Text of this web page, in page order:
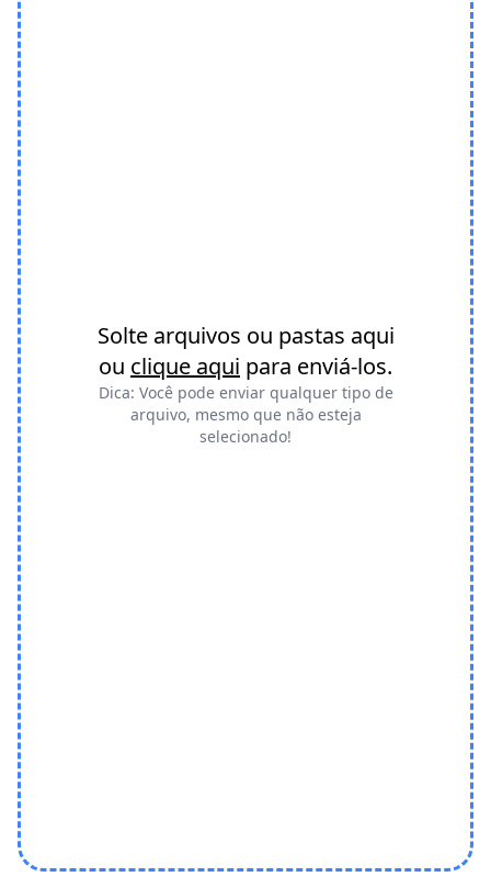
Solte arquivos ou pastas aqui
ou clique aqui para enviá-los.
Dica: Você pode enviar qualquer tipo de
arquivo, mesmo que não esteja
selecionado!